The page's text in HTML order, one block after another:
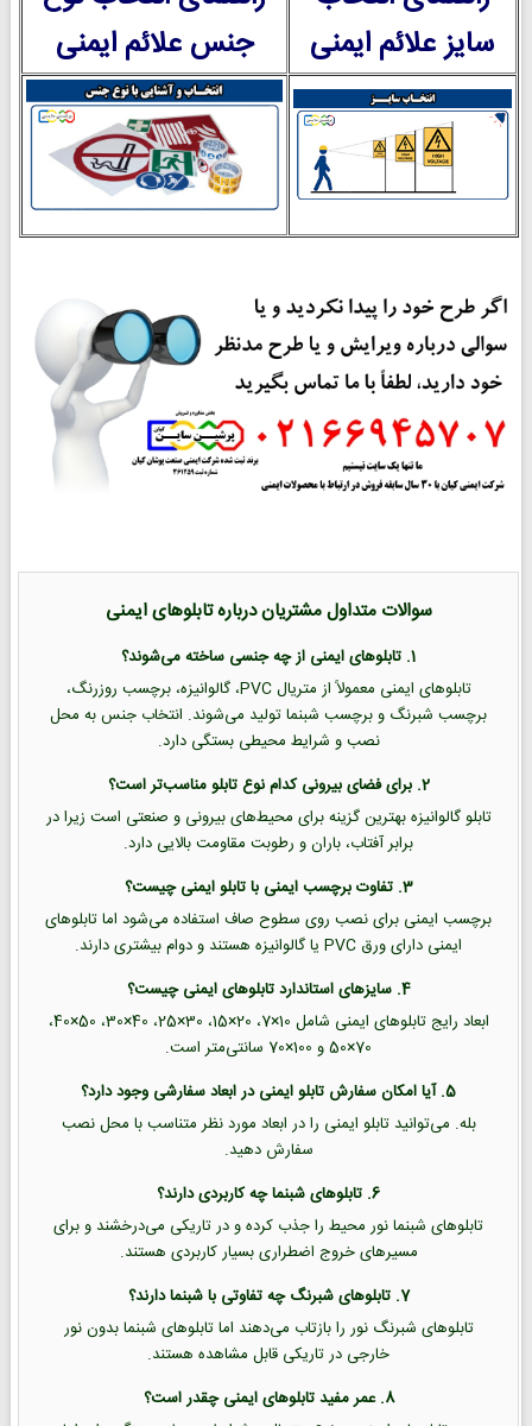
سایز علائم ایمنی
جنس علائم ایمنی
سوالات متداول مشتریان درباره تابلوهای ایمنی
1. تابلوهای ایمنی از چه جنسی ساخته می‌شوند؟
تابلوهای ایمنی معمولاً از متریال PVC، گالوانیزه، برچسب روزرنگ،
برچسب شبرنگ و برچسب شبنما تولید می‌شوند. انتخاب جنس به محل
نصب و شرایط محیطی بستگی دارد.
2. برای فضای بیرونی کدام نوع تابلو مناسب‌تر است؟
تابلو گالوانیزه بهترین گزینه برای محیط‌های بیرونی و صنعتی است زیرا در
برابر آفتاب، باران و رطوبت مقاومت بالایی دارد.
3. تفاوت برچسب ایمنی با تابلو ایمنی چیست؟
برچسب ایمنی برای نصب روی سطوح صاف استفاده می‌شود اما تابلوهای
ایمنی دارای ورق PVC یا گالوانیزه هستند و دوام بیشتری دارند.
4. سایزهای استاندارد تابلوهای ایمنی چیست؟
ابعاد رایج تابلوهای ایمنی شامل 10×7، 20×15، 30×25، 40×30، 50×40،
70×50 و 100×70 سانتی‌متر است.
5. آیا امکان سفارش تابلو ایمنی در ابعاد سفارشی وجود دارد؟
بله. می‌توانید تابلو ایمنی را در ابعاد مورد نظر متناسب با محل نصب
سفارش دهید.
6. تابلوهای شبنما چه کاربردی دارند؟
تابلوهای شبنما نور محیط را جذب کرده و در تاریکی می‌درخشند و برای
مسیرهای خروج اضطراری بسیار کاربردی هستند.
7. تابلوهای شبرنگ چه تفاوتی با شبنما دارند؟
تابلوهای شبرنگ نور را بازتاب می‌دهند اما تابلوهای شبنما بدون نور
خارجی در تاریکی قابل مشاهده هستند.
8. عمر مفید تابلوهای ایمنی چقدر است؟